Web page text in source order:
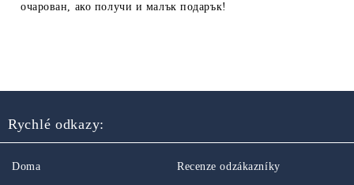
очарован, ако получи и малък подарък!
Rychlé odkazy:
Doma Recenze odzákazníky